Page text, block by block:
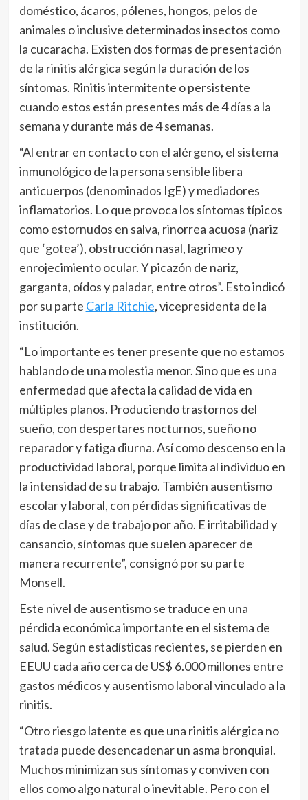
doméstico, ácaros, pólenes, hongos, pelos de
animales o inclusive determinados insectos como
la cucaracha. Existen dos formas de presentación
de la rinitis alérgica según la duración de los
síntomas. Rinitis intermitente o persistente
cuando estos están presentes más de 4 días a la
semana y durante más de 4 semanas.
“Al entrar en contacto con el alérgeno, el sistema
inmunológico de la persona sensible libera
anticuerpos (denominados IgE) y mediadores
inflamatorios. Lo que provoca los síntomas típicos
como estornudos en salva, rinorrea acuosa (nariz
que ‘gotea’), obstrucción nasal, lagrimeo y
enrojecimiento ocular. Y picazón de nariz,
garganta, oídos y paladar, entre otros”. Esto indicó
por su parte Carla Ritchie, vicepresidenta de la
institución.
“Lo importante es tener presente que no estamos
hablando de una molestia menor. Sino que es una
enfermedad que afecta la calidad de vida en
múltiples planos. Produciendo trastornos del
sueño, con despertares nocturnos, sueño no
reparador y fatiga diurna. Así como descenso en la
productividad laboral, porque limita al individuo en
la intensidad de su trabajo. También ausentismo
escolar y laboral, con pérdidas significativas de
días de clase y de trabajo por año. E irritabilidad y
cansancio, síntomas que suelen aparecer de
manera recurrente”, consignó por su parte
Monsell.
Este nivel de ausentismo se traduce en una
pérdida económica importante en el sistema de
salud. Según estadísticas recientes, se pierden en
EEUU cada año cerca de US$ 6.000 millones entre
gastos médicos y ausentismo laboral vinculado a la
rinitis.
“Otro riesgo latente es que una rinitis alérgica no
tratada puede desencadenar un asma bronquial.
Muchos minimizan sus síntomas y conviven con
ellos como algo natural o inevitable. Pero con el